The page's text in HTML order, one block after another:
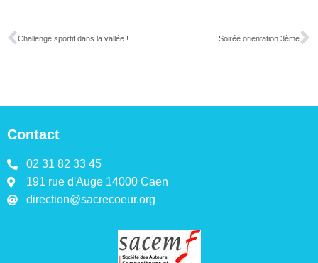
Challenge sportif dans la vallée ! Soirée orientation 3ème
Contact
02 31 82 33 45
191 rue d'Auge 14000 Caen
direction@sacrecoeur.org